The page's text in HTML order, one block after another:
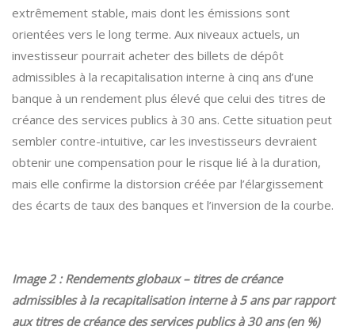
extrêmement stable, mais dont les émissions sont
orientées vers le long terme. Aux niveaux actuels, un
investisseur pourrait acheter des billets de dépôt
admissibles à la recapitalisation interne à cinq ans d’une
banque à un rendement plus élevé que celui des titres de
créance des services publics à 30 ans. Cette situation peut
sembler contre-intuitive, car les investisseurs devraient
obtenir une compensation pour le risque lié à la duration,
mais elle confirme la distorsion créée par l’élargissement
des écarts de taux des banques et l’inversion de la courbe.
Image 2 : Rendements globaux – titres de créance
admissibles à la recapitalisation interne à 5 ans par rapport
aux titres de créance des services publics à 30 ans (en %)